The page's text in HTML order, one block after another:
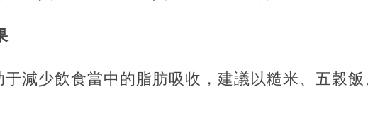
于減少飲食當中的脂肪吸收，建議以糙米、五穀